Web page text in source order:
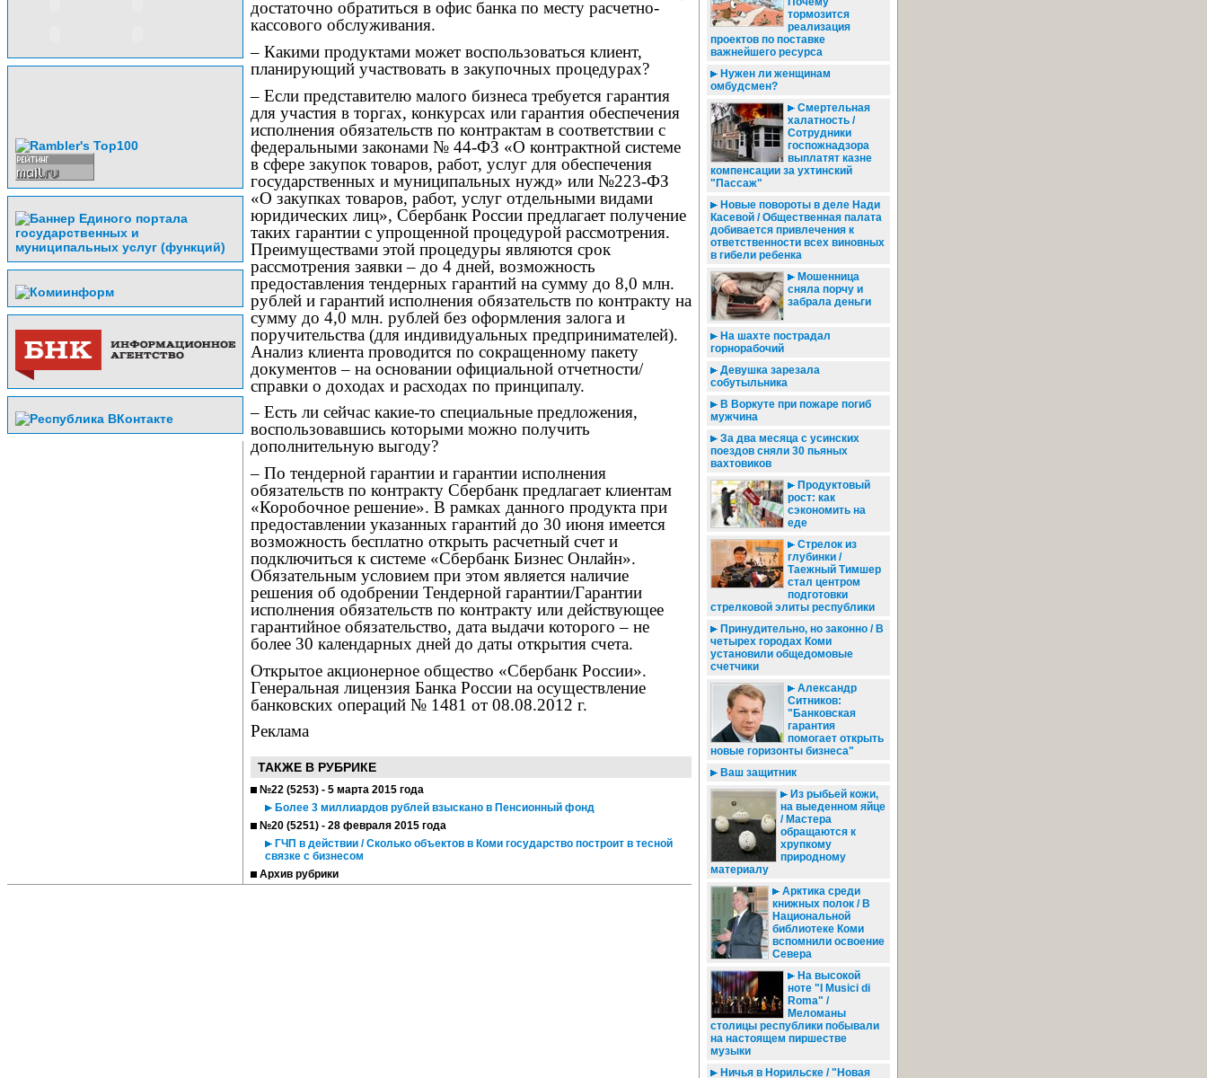
достаточно обратиться в офис банка по месту расчетно-
кассового обслуживания.
– Какими продуктами может воспользоваться клиент,
планирующий участвовать в закупочных процедурах?
– Если представителю малого бизнеса требуется гарантия
для участия в торгах, конкурсах или гарантия обеспечения
исполнения обязательств по контрактам в соответствии с
федеральными законами № 44-ФЗ «О контрактной системе
в сфере закупок товаров, работ, услуг для обеспечения
государственных и муниципальных нужд» или №223-ФЗ
«О закупках товаров, работ, услуг отдельными видами
юридических лиц», Сбербанк России предлагает получение
таких гарантии с упрощенной процедурой рассмотрения.
Преимуществами этой процедуры являются срок
рассмотрения заявки – до 4 дней, возможность
предоставления тендерных гарантий на сумму до 8,0 млн.
рублей и гарантий исполнения обязательств по контракту на
сумму до 4,0 млн. рублей без оформления залога и
поручительства (для индивидуальных предпринимателей).
Анализ клиента проводится по сокращенному пакету
документов – на основании официальной отчетности/
справки о доходах и расходах по принципалу.
– Есть ли сейчас какие-то специальные предложения,
воспользовавшись которыми можно получить
дополнительную выгоду?
– По тендерной гарантии и гарантии исполнения
обязательств по контракту Сбербанк предлагает клиентам
«Коробочное решение». В рамках данного продукта при
предоставлении указанных гарантий до 30 июня имеется
возможность бесплатно открыть расчетный счет и
подключиться к системе «Сбербанк Бизнес Онлайн».
Обязательным условием при этом является наличие
решения об одобрении Тендерной гарантии/Гарантии
исполнения обязательств по контракту или действующее
гарантийное обязательство, дата выдачи которого – не
более 30 календарных дней до даты открытия счета.
Открытое акционерное общество «Сбербанк России».
Генеральная лицензия Банка России на осуществление
банковских операций № 1481 от 08.08.2012 г.
Реклама
ТАКЖЕ В РУБРИКЕ
№22 (5253) - 5 марта 2015 года
Более 3 миллиардов рублей взыскано в Пенсионный фонд
№20 (5251) - 28 февраля 2015 года
ГЧП в действии / Сколько объектов в Коми государство построит в тесной
связке с бизнесом
Архив рубрики
тормозится
реализация
проектов по поставке
важнейшего ресурса
Нужен ли женщинам
омбудсмен?
Смертельная
халатность /
Сотрудники
госпожнадзора
выплатят казне
компенсации за ухтинский
"Пассаж"
Новые повороты в деле Нади
Касевой / Общественная палата
добивается привлечения к
ответственности всех виновных
в гибели ребенка
Мошенница
сняла порчу и
забрала деньги
На шахте пострадал
горнорабочий
Девушка зарезала
собутыльника
В Воркуте при пожаре погиб
мужчина
За два месяца с усинских
поездов сняли 30 пьяных
вахтовиков
Продуктовый
рост: как
сэкономить на
еде
Стрелок из
глубинки /
Таежный Тимшер
стал центром
подготовки
стрелковой элиты республики
Принудительно, но законно / В
четырех городах Коми
установили общедомовые
счетчики
Александр
Ситников:
"Банковская
гарантия
помогает открыть
новые горизонты бизнеса"
Ваш защитник
Из рыбьей кожи,
на выеденном яйце
/ Мастера
обращаются к
хрупкому
природному
материалу
Арктика среди
книжных полок / В
Национальной
библиотеке Коми
вспомнили освоение
Севера
На высокой
ноте "I Musici di
Roma" /
Меломаны
столицы республики побывали
на настоящем пиршестве
музыки
Ничья в Норильске / "Новая